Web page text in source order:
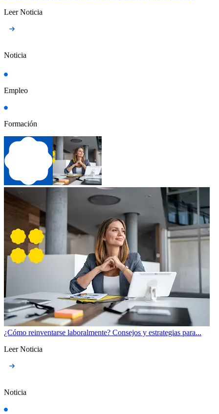
Leer Noticia
Noticia
Empleo
Formación
¿Cómo reinventarse laboralmente? Consejos y estrategias para...
Leer Noticia
Noticia